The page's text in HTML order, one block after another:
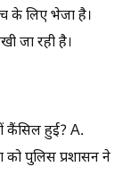
के लिए भेजा है।
जा रही है।
कैंसिल हुई? A.
को पुलिस प्रशासन ने